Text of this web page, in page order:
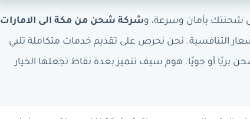
شحنتك بأمان وسرعة، وشركة شحن من مكة الى الامارات
التنافسية. نحن نحرص على تقديم خدمات متكاملة تلبي
بريًا أو جويًا. هوم سيف تتميز بعدة نقاط تجعلها الخيار